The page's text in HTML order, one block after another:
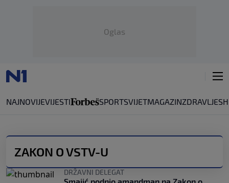
Oglas
NAJNOVIJEVIJESTI SPORTSVIJETMAGAZINZDRAVLJE
ZAKON O VSTV-U
DRŽAVNI DELEGAT